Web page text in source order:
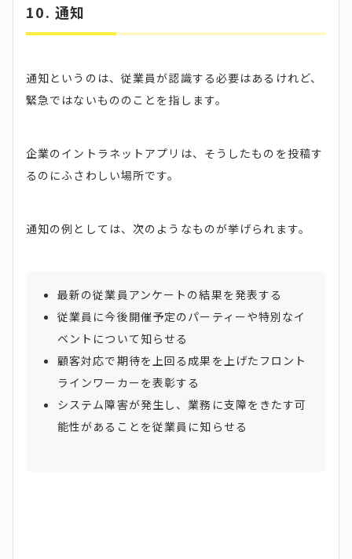
10. 通知
通知というのは、従業員が認識する必要はあるけれど、
緊急ではないもののことを指します。
企業のイントラネットアプリは、そうしたものを投稿す
るのにふさわしい場所です。
通知の例としては、次のようなものが挙げられます。
最新の従業員アンケートの結果を発表する
従業員に今後開催予定のパーティーや特別なイ
ベントについて知らせる
顧客対応で期待を上回る成果を上げたフロント
ラインワーカーを表彰する
システム障害が発生し、業務に支障をきたす可
能性があることを従業員に知らせる